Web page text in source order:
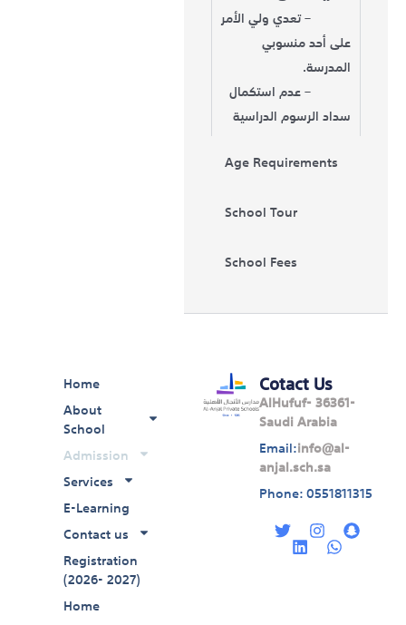
– تعدي ولي الأمر
على أحد منسوبي
المدرسة.
– عدم استكمال
سداد الرسوم الدراسية
Age Requirements
School Tour
School Fees
Home
About
School
Admission
Services
E-Learning
Contact us
Registration
(2026- 2027)
Home
Cotact Us
AlHufuf- 36361-
Saudi Arabia
Email:info@al-
anjal.sch.sa
Phone: 0551811315
T
w I
n
s
S
n
a
i
n
k
W
h
a
t